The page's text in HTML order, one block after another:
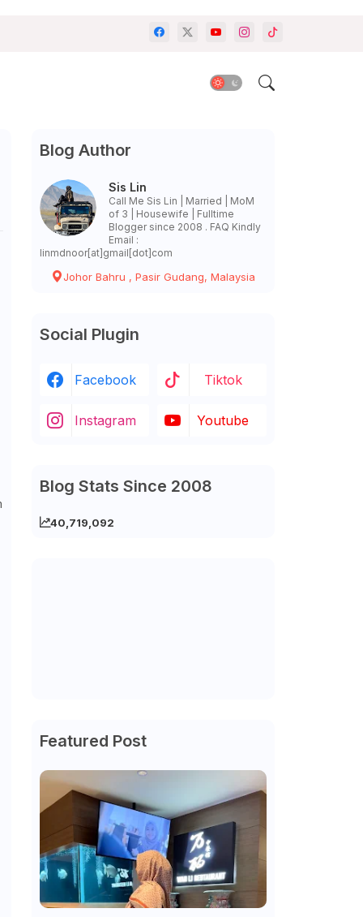
Blog Author
Sis Lin
Call Me Sis Lin | Married | MoM
of 3 | Housewife | Fulltime
Blogger since 2008 . FAQ Kindly
Email :
linmdnoor[at]gmail[dot]com
Johor Bahru , Pasir Gudang, Malaysia
Social Plugin
Facebook Tiktok
Instagram Youtube
Blog Stats Since 2008
40,719,092
Featured Post